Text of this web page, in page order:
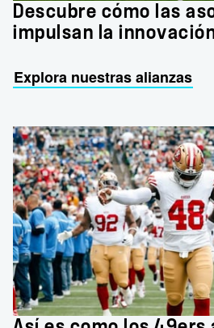
Descubre cómo las
impulsan la
Explora nuestras alianzas